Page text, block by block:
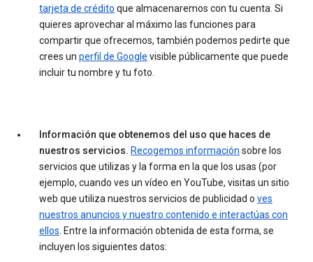
tarjeta de crédito que almacenaremos con tu cuenta. Si
quieres aprovechar al máximo las funciones para
compartir que ofrecemos, también podemos pedirte que
crees un perfil de Google visible públicamente que puede
incluir tu nombre y tu foto.
Información que obtenemos del uso que haces de
nuestros servicios. Recogemos información sobre los
servicios que utilizas y la forma en la que los usas (por
ejemplo, cuando ves un vídeo en YouTube, visitas un sitio
web que utiliza nuestros servicios de publicidad o ves
nuestros anuncios y nuestro contenido e interactúas con
ellos. Entre la información obtenida de esta forma, se
incluyen los siguientes datos: